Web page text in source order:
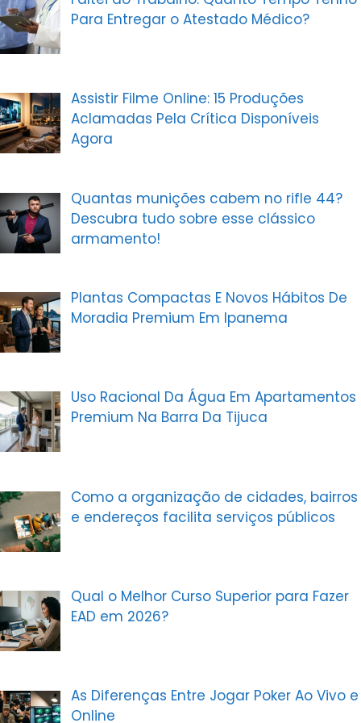
Para Entregar o Atestado Médico?
Assistir Filme Online: 15 Produções
Aclamadas Pela Crítica Disponíveis
Agora
Quantas munições cabem no rifle 44?
Descubra tudo sobre esse clássico
armamento!
Plantas Compactas E Novos Hábitos De
Moradia Premium Em Ipanema
Uso Racional Da Água Em Apartamentos
Premium Na Barra Da Tijuca
Como a organização de cidades, bairros
e endereços facilita serviços públicos
Qual o Melhor Curso Superior para Fazer
EAD em 2026?
As Diferenças Entre Jogar Poker Ao Vivo e
Online